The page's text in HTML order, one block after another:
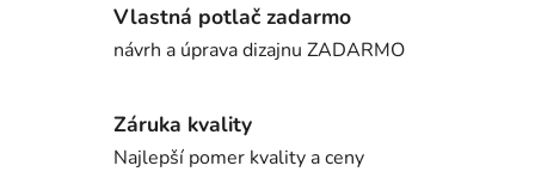
Vlastná potlač zadarmo
návrh a úprava dizajnu ZADARMO
Záruka kvality
Najlepší pomer kvality a ceny